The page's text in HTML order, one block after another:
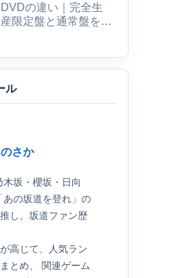
DVDの違い｜完全生
産限定盤と通常盤を比
ル
さか
坂・櫻坂・日向
あの坂道を登れ」の
し。坂道ファン歴
高じて、人気ラン
とめ、 関連ゲーム